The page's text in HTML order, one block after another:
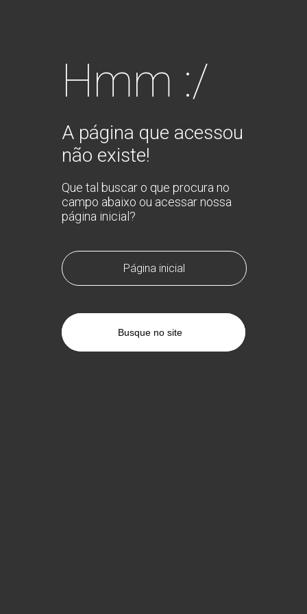
Hmm :/
A página que acessou
não existe!
Que tal buscar o que procura no
campo abaixo ou acessar nossa
página inicial?
Página inicial